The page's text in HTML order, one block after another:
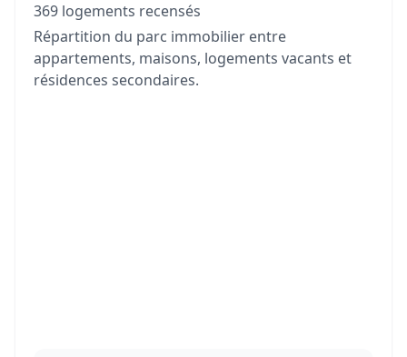
369 logements recensés
Répartition du parc immobilier entre
appartements, maisons, logements vacants et
résidences secondaires.